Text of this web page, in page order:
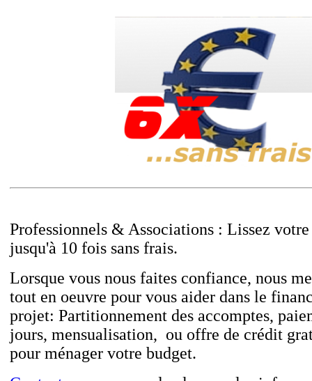
Professionnels & Associations : Lissez
jusqu'à 10 fois sans frais.
Lorsque vous nous faites confiance, nous
tout en oeuvre pour vous aider dans le
projet: Partitionnement des accomptes,
jours, mensualisation, ou offre de crédit
pour ménager votre budget.